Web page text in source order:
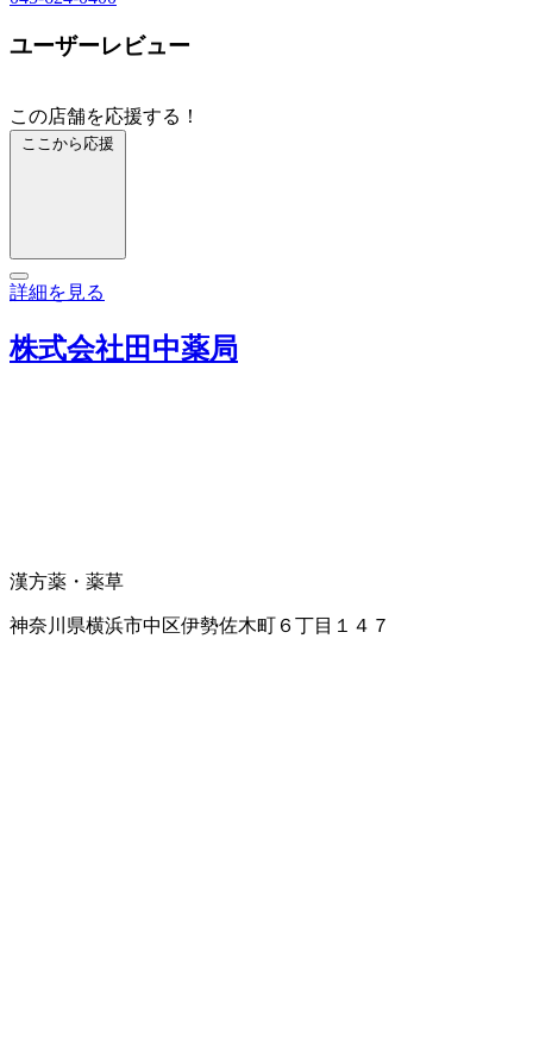
ユーザーレビュー
この店舗を応援する！
ここから応援
詳細を見る
株式会社田中薬局
漢方薬・薬草
神奈川県横浜市中区伊勢佐木町６丁目１４７